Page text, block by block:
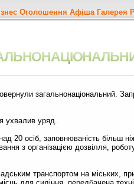
Оголошення Афіша Галерея
загальнонаціональний.
ухвалив уряд.
20 осіб, заповнюваність більш
з організацією дозвілля,
транспортом на міських,